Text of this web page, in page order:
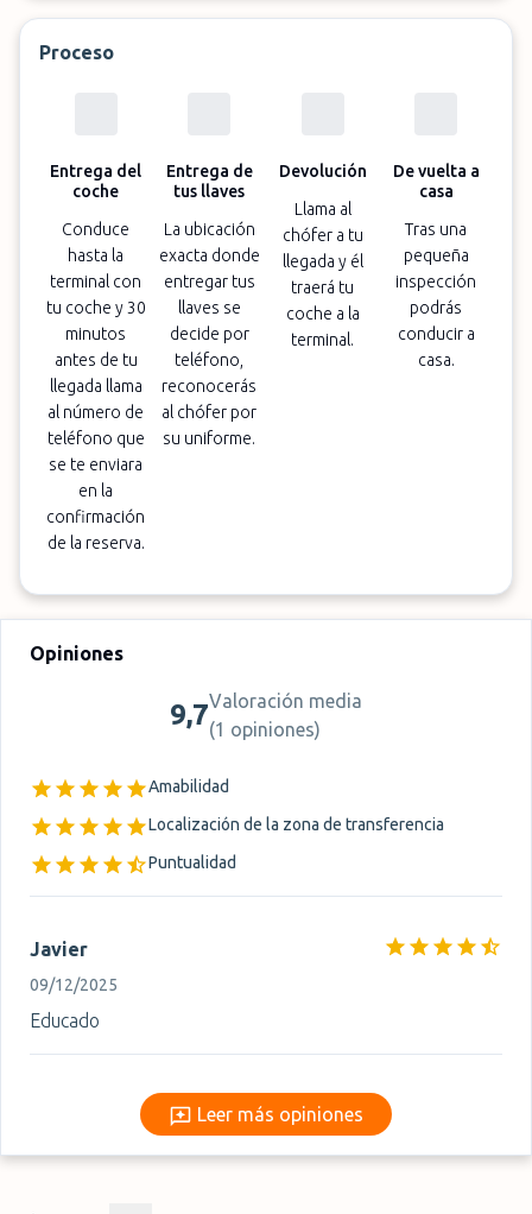
Proceso
Entrega del
coche
Conduce
hasta la
terminal con
tu coche y 30
minutos
antes de tu
llegada llama
al número de
teléfono que
se te enviara
en la
confirmación
de la reserva.
Entrega de
tus llaves
La ubicación
exacta donde
entregar tus
llaves se
decide por
teléfono,
reconocerás
al chófer por
su uniforme.
Devolución
Llama al
chófer a tu
llegada y él
traerá tu
coche a la
terminal.
De vuelta a
casa
Tras una
pequeña
inspección
podrás
conducir a
casa.
Opiniones
9,7Valoración media
(1 opiniones)
Amabilidad
Localización de la zona de transferencia
Puntualidad
Javier
09/12/2025
Educado
Leer más opiniones
Leer más opiniones